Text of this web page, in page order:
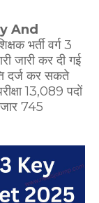
And
भर्ती वर्ग 3
जारी कर दी गई
दर्ज कर सकते
13,089 पदों
745